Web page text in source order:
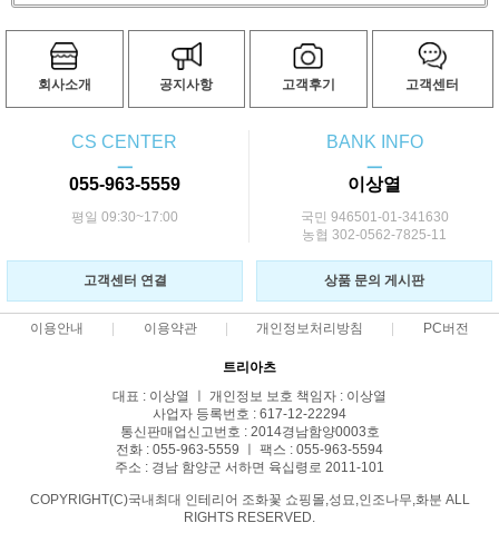
회사소개 공지사항 고객후기 고객센터
CS CENTER
ㅡ
055-963-5559
평일 09:30~17:00
BANK INFO
ㅡ
이상열
국민 946501-01-341630
농협 302-0562-7825-11
고객센터 연결 상품 문의 게시판
이용안내 이용약관 개인정보처리방침 PC버전
트리아츠
대표 : 이상열 ㅣ 개인정보 보호 책임자 : 이상열
사업자 등록번호 : 617-12-22294
통신판매업신고번호 : 2014경남함양0003호
전화 : 055-963-5559 ㅣ 팩스 : 055-963-5594
주소 : 경남 함양군 서하면 육십령로 2011-101
COPYRIGHT(C)국내최대 인테리어 조화꽃 쇼핑몰,성묘,인조나무,화분 ALL
RIGHTS RESERVED.